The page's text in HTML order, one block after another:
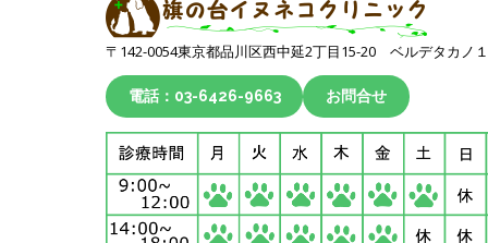
〒142-0054東京都品川区西中延2丁目15-20 ベルデタカノ
電話：03-6426-9663 お問合せ